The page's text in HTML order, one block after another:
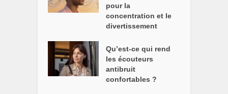
pour la
concentration et le
divertissement
Qu’est-ce qui rend
les écouteurs
antibruit
confortables ?